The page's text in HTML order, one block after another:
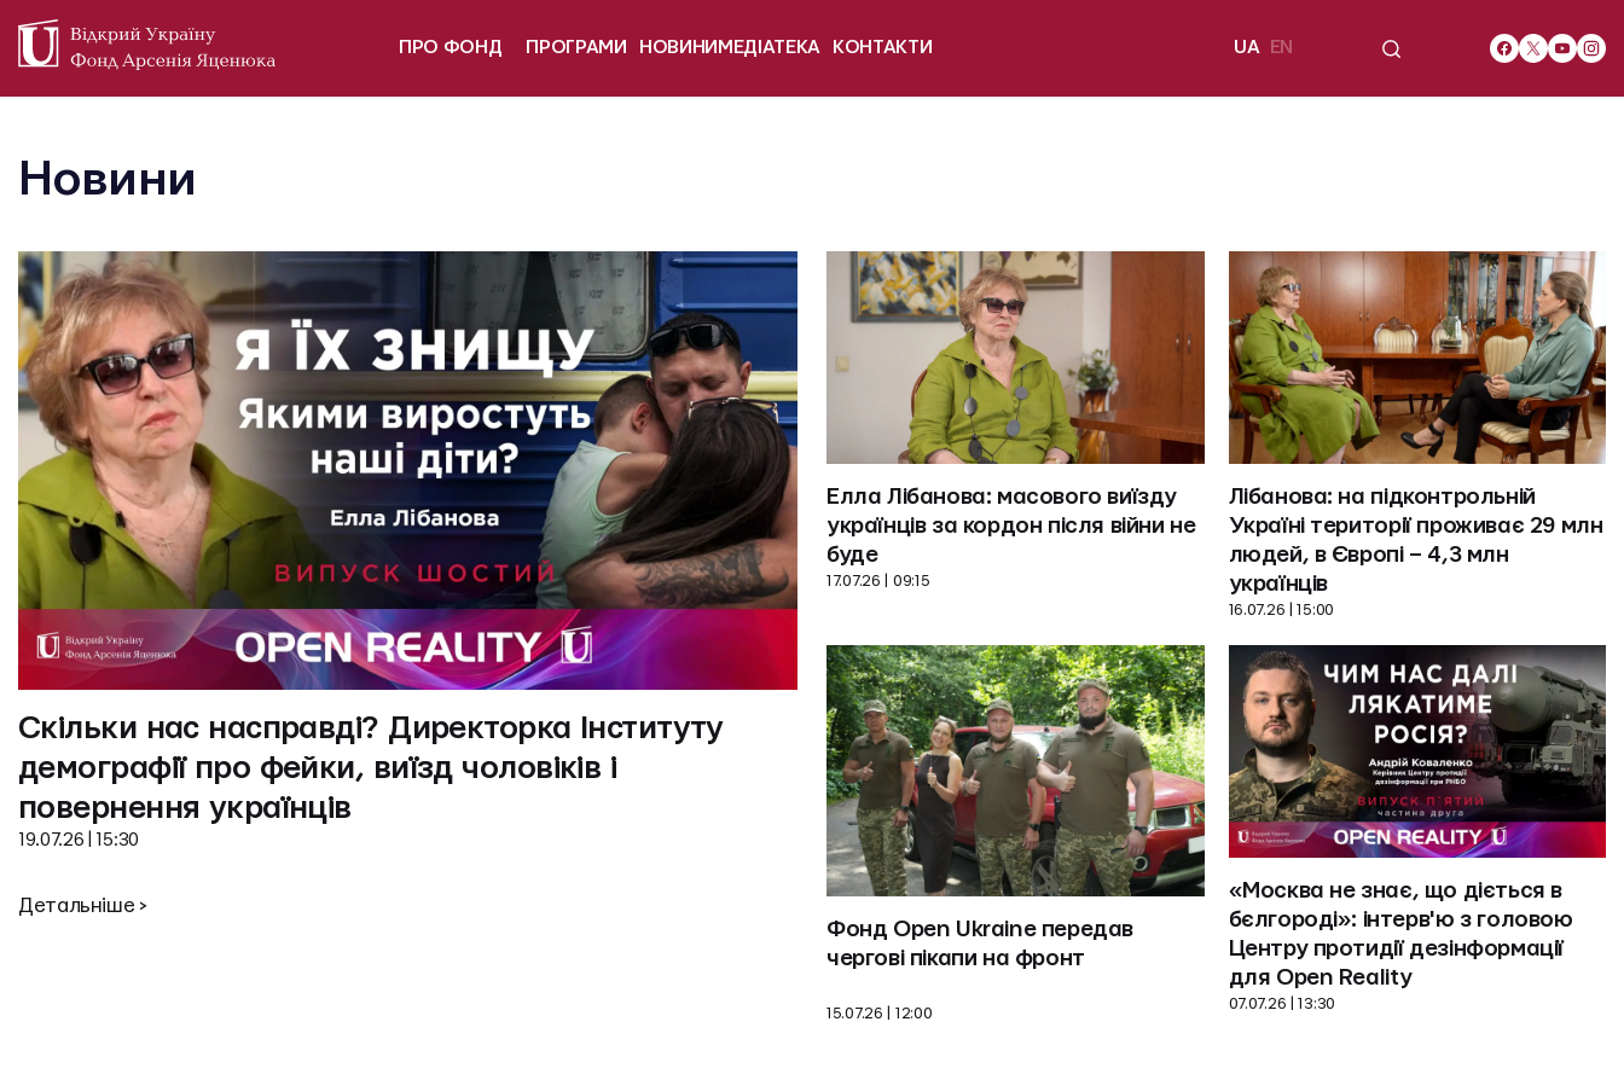
ПРО ФОНД ПРОГРАМИ НОВИНИ МЕДІАТЕКА КОНТАКТИ UA EN
Новини
Скільки нас насправді? Директорка Інституту
демографії про фейки, виїзд чоловіків і
повернення українців
19.07.26 | 15:30
Детальніше >
Елла Лібанова: масового виїзду
українців за кордон після війни не
буде
17.07.26 | 09:15
Лібанова: на підконтрольній
Україні території проживає 29 млн
людей, в Європі – 4,3 млн
українців
16.07.26 | 15:00
Фонд Open Ukraine передав
чергові пікапи на фронт
15.07.26 | 12:00
«Москва не знає, що діється в
бєлгороді»: інтерв'ю з головою
Центру протидії дезінформації
для Open Reality
07.07.26 | 13:30